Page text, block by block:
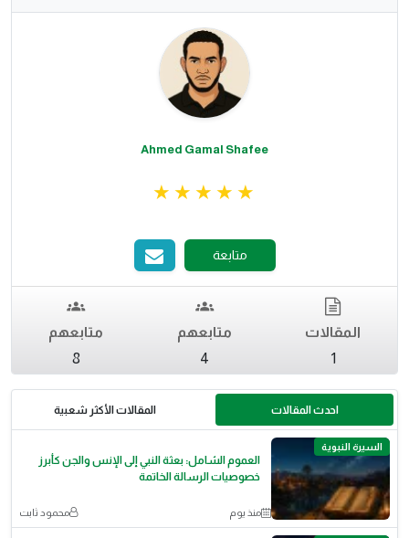
Ahmed Gamal Shafee
متابعة
المقالات
1
متابعهم
4
متابعهم
8
احدث المقالات المقالات الأكثر شعبية
السيرة النبوية
العموم الشامل: بعثة النبي إلى الإنس والجن كأبرز
خصوصيات الرسالة الخاتمة
منذ يوم محمود ثابت